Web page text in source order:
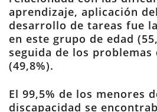
aprendizaje, aplicación
desarrollo de tareas fue
en este grupo de edad
seguida de los problemas
(49,8%).
El 99,5% de los menores
discapacidad se